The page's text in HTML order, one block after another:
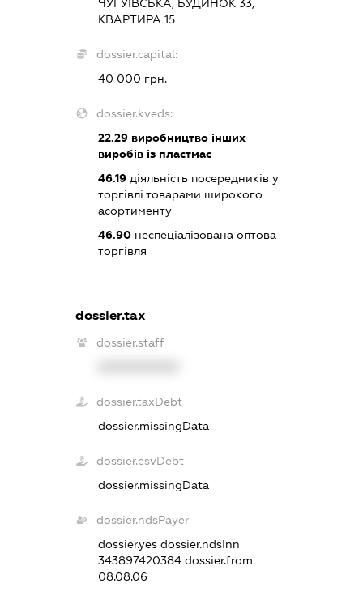
ЧУГУЇВСЬКА, БУДИНОК 33,
КВАРТИРА 15
dossier.capital:
40 000 грн.
dossier.kveds:
22.29 виробництво інших
виробів із пластмас
46.19 діяльність посередників у
торгівлі товарами широкого
асортименту
46.90 неспеціалізована оптова
торгівля
dossier.tax
dossier.staff
dossier.taxDebt
dossier.missingData
dossier.esvDebt
dossier.missingData
dossier.ndsPayer
dossier.yesdossier.ndsInn
343897420384dossier.from
08.08.06